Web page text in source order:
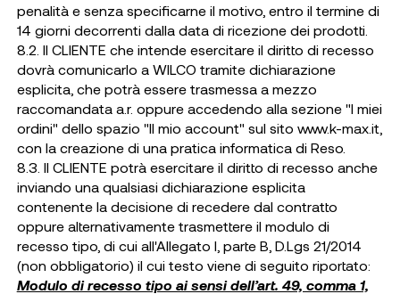
penalità e senza specificarne il motivo, entro il termine di
14 giorni decorrenti dalla data di ricezione dei prodotti.
8.2. Il CLIENTE che intende esercitare il diritto di recesso
dovrà comunicarlo a WILCO tramite dichiarazione
esplicita, che potrà essere trasmessa a mezzo
raccomandata a.r. oppure accedendo alla sezione "I miei
ordini" dello spazio "Il mio account" sul sito www.k-max.it,
con la creazione di una pratica informatica di Reso.
8.3. Il CLIENTE potrà esercitare il diritto di recesso anche
inviando una qualsiasi dichiarazione esplicita
contenente la decisione di recedere dal contratto
oppure alternativamente trasmettere il modulo di
recesso tipo, di cui all'Allegato I, parte B, D.Lgs 21/2014
(non obbligatorio) il cui testo viene di seguito riportato:
Modulo di recesso tipo ai sensi dell’art. 49, comma 1,